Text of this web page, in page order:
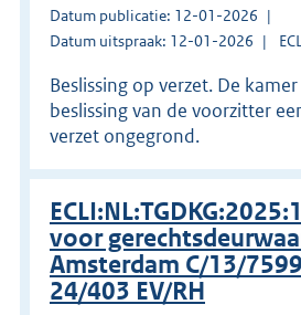
Datum publicatie: 12-01-2026
Datum uitspraak: 12-01-2026
Beslissing op verzet. De
beslissing van de voorzitter
verzet ongegrond.
voor
Amsterdam C/13/
24/403 EV/RH